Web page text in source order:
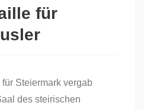
für
Steiermark vergab
des steirischen